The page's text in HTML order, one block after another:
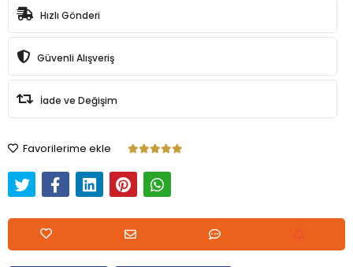
Hızlı Gönderi
Güvenli Alışveriş
İade ve Değişim
Favorilerime ekle